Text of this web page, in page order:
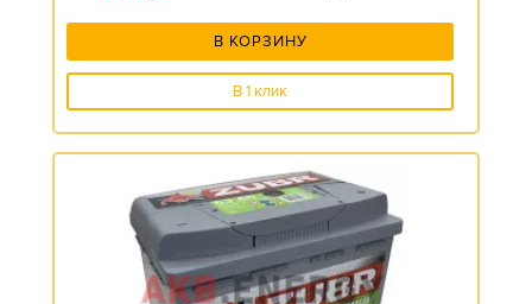
В КОРЗИНУ
В 1 клик